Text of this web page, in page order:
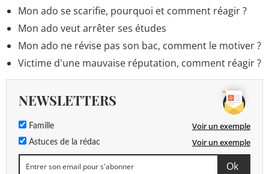
Mon ado se scarifie, pourquoi et comment réagir ?
Mon ado veut arrêter ses études
Mon ado ne révise pas son bac, comment le motiver ?
Victime d'une mauvaise réputation, comment réagir ?
NEWSLETTERS
Famille Voir un exemple
Astuces de la rédac Voir un exemple